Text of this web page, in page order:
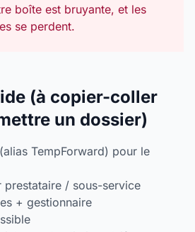
boîte est bruyante, et les
se perdent.
(à copier-coller
un dossier)
TempForward) pour le
prestataire / sous-service
+ gestionnaire